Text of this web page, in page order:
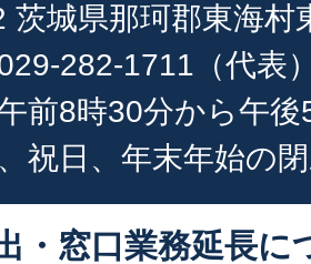
茨城県那珂郡東海村
282-1711（代表
前8時30分から午
祝日、年末年始の
・窓口業務延長に